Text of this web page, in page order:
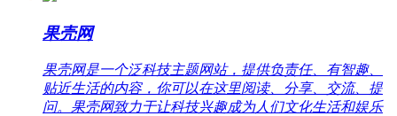
果壳网
果壳网是一个泛科技主题网站，提供负责任、有智趣、
贴近生活的内容，你可以在这里阅读、分享、交流、提
问。果壳网致力于让科技兴趣成为人们文化生活和娱乐